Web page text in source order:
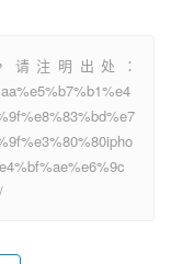
请注明出处：